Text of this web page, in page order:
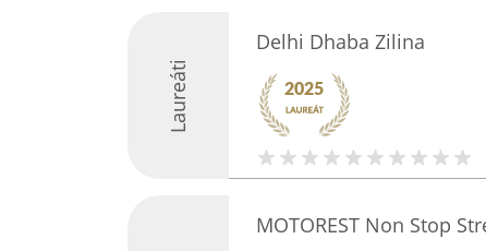
Laureáti
Delhi Dhaba Zilina
MOTOREST Non Stop